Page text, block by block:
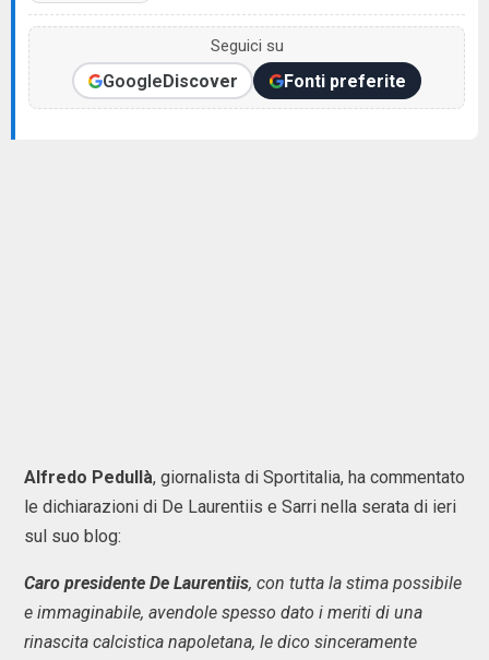
Seguici su
GoogleDiscover Fonti preferite
Alfredo Pedullà, giornalista di Sportitalia, ha commentato
le dichiarazioni di De Laurentiis e Sarri nella serata di ieri
sul suo blog:
Caro presidente De Laurentiis, con tutta la stima possibile
e immaginabile, avendole spesso dato i meriti di una
rinascita calcistica napoletana, le dico sinceramente